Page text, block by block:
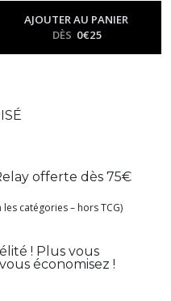
Rivalités Destinées
AJOUTER AU PANIER
DÈS 0€25
offerte dès 75€
catégories – hors TCG)
! Plus vous
économisez !